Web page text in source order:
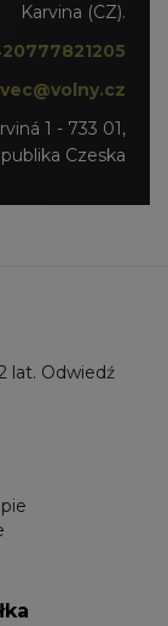
Karvina (CZ).
1 - 733 01,
Czeska
lat. Odwiedź